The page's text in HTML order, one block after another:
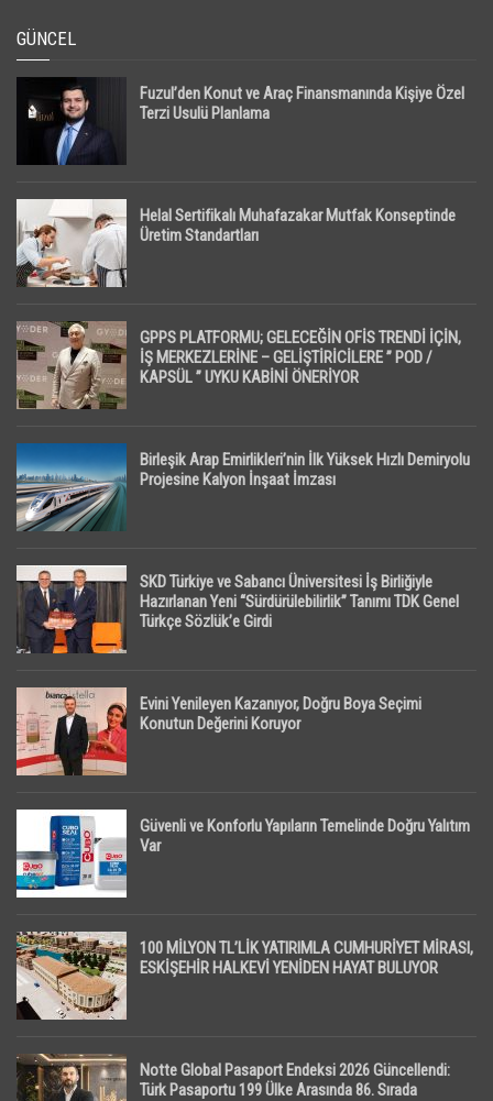
GÜNCEL
Fuzul’den Konut ve Araç Finansmanında Kişiye Özel
Terzi Usulü Planlama
Helal Sertifikalı Muhafazakar Mutfak Konseptinde
Üretim Standartları
GPPS PLATFORMU; GELECEĞİN OFİS TRENDİ İÇİN,
İŞ MERKEZLERİNE – GELİŞTİRİCİLERE ” POD /
KAPSÜL ” UYKU KABİNİ ÖNERİYOR
Birleşik Arap Emirlikleri’nin İlk Yüksek Hızlı Demiryolu
Projesine Kalyon İnşaat İmzası
SKD Türkiye ve Sabancı Üniversitesi İş Birliğiyle
Hazırlanan Yeni “Sürdürülebilirlik” Tanımı TDK Genel
Türkçe Sözlük’e Girdi
Evini Yenileyen Kazanıyor, Doğru Boya Seçimi
Konutun Değerini Koruyor
Güvenli ve Konforlu Yapıların Temelinde Doğru Yalıtım
Var
100 MİLYON TL’LİK YATIRIMLA CUMHURİYET MİRASI,
ESKİŞEHİR HALKEVİ YENİDEN HAYAT BULUYOR
Notte Global Pasaport Endeksi 2026 Güncellendi:
Türk Pasaportu 199 Ülke Arasında 86. Sırada